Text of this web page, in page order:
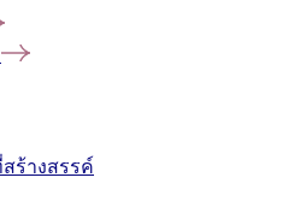
ร้างสรรค์